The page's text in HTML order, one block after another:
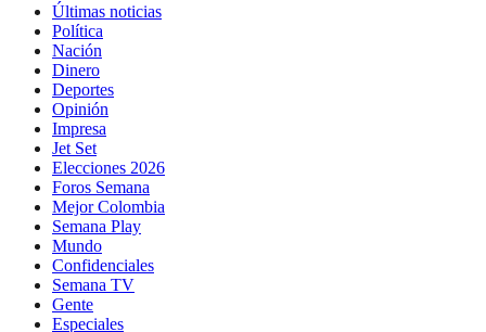
Últimas noticias
Política
Nación
Dinero
Deportes
Opinión
Impresa
Jet Set
Elecciones 2026
Foros Semana
Mejor Colombia
Semana Play
Mundo
Confidenciales
Semana TV
Gente
Especiales